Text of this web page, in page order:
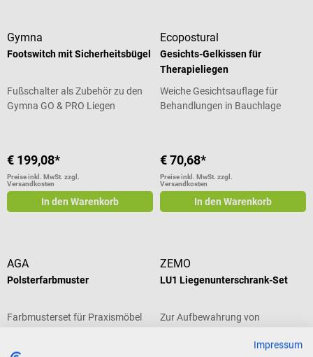
Gymna
Footswitch mit Sicherheitsbügel
Fußschalter als Zubehör zu den
Gymna GO & PRO Liegen
€ 199,08*
Preise inkl. MwSt. zzgl.
Versandkosten
In den Warenkorb
Ecopostural
Gesichts-Gelkissen für
Therapieliegen
Weiche Gesichtsauflage für
Behandlungen in Bauchlage
€ 70,68*
Preise inkl. MwSt. zzgl.
Versandkosten
In den Warenkorb
AGA
Polsterfarbmuster
Farbmusterset für Praxismöbel
ZEMO
LU1 Liegenunterschrank-Set
Zur Aufbewahrung von
Impressum